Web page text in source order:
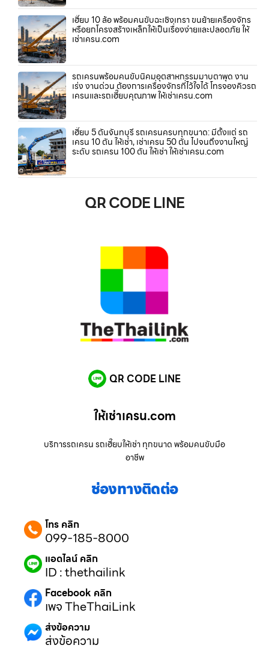
เฮี๊ยบ 10 ล้อ พร้อมคนขับฉะเชิงเทรา ขนย้ายเครื่องจักร
หรือยกโครงสร้างเหล็กให้เป็นเรื่องง่ายและปลอดภัย ให้
เช่าเครน.com
รถเครนพร้อมคนขับนิคมอุตสาหกรรมมาบตาพุด งาน
เร่ง งานด่วน ต้องการเครื่องจักรที่ไว้ใจได้ โทรจองคิวรถ
เครนและรถเฮี๊ยบคุณภาพ ให้เช่าเครน.com
เฮี๊ยบ 5 ตันจันทบุรี รถเครนครบทุกขนาด: มีตั้งแต่ รถ
เครน 10 ตัน ให้เช่า, เช่าเครน 50 ตัน ไปจนถึงงานใหญ่
ระดับ รถเครน 100 ตัน ให้เช่า ให้เช่าเครน.com
QR CODE LINE
QR CODE LINE
ให้เช่าเครน.com
บริการรถเครน รถเฮี๊ยบให้เช่า ทุกขนาด พร้อมคนขับมือ
อาชีพ
ช่องทางติดต่อ
โทร คลิก
099-185-8000
แอดไลน์ คลิก
ID : thethailink
Facebook คลิก
เพจ TheThaiLink
ส่งข้อความ
ส่งข้อความ